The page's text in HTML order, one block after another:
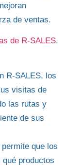
de ventas.
de R-SALES,
R-SALES, los
visitas de
las rutas y
de sus
que los
productos